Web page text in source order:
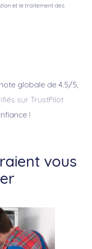
et le traitement des
globale de 4.5/5,
sur TrustPilot
!
vous